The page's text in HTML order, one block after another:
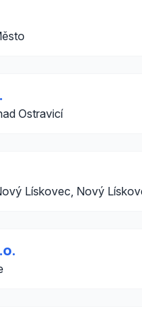
Ostravicí
Lískovec, Nový